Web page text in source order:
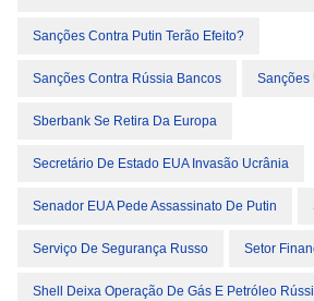
Sanções Contra Putin Terão Efeito?
Sanções Contra Rússia Bancos Sanções
Sberbank Se Retira Da Europa
Secretário De Estado EUA Invasão Ucrânia
Senador EUA Pede Assassinato De Putin
Serviço De Segurança Russo Setor
Shell Deixa Operação De Gás E Petróleo